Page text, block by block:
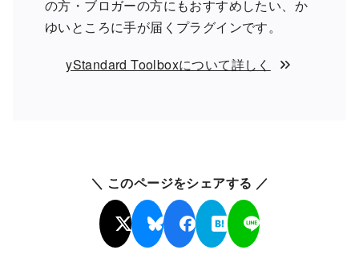
の方・ブロガーの方にもおすすめしたい、か
ゆいところに手が届くプラグインです。
yStandard Toolboxについて詳しく
＼ このページをシェアする ／